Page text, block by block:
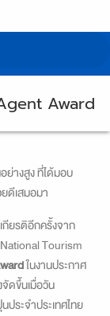
Award
ย่างสูง ที่ได้มอบ
ดีเสมอมา
กียรติอีกครั้งจาก
Tourism
ในงานประกาศ
ดขึ้นเมื่อวัน
ะจำประเทศไทย